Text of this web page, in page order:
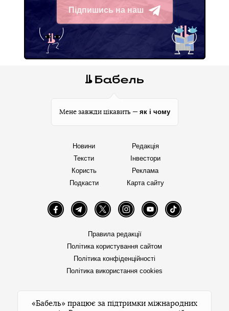
Підпишись на наш
Telegram
Мене завжди цікавить — як і чому
Новини
Тексти
Користь
Подкасти
Редакція
Інвестори
Реклама
Карта сайту
FacebookTelegramTwitter InstagramYouTube TikTok
Правила редакції
Політика користування сайтом
Політика конфіденційності
Політика використання cookies
«Бабель» працює за підтримки міжнародних